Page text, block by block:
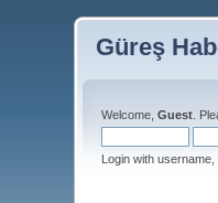
Güreş
Welcome,Guest .
Login with